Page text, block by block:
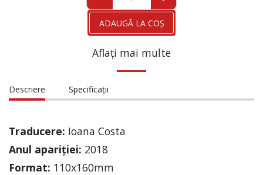
ADAUGĂ LA COŞ
Aflați mai multe
Descriere Specificații
Traducere: Ioana Costa
Anul apariției: 2018
Format: 110x160mm